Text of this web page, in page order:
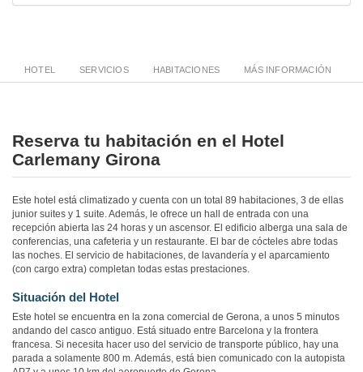
HOTEL SERVICIOS HABITACIONES MÁS INFORMACIÓN
Reserva tu habitación en el Hotel
Carlemany Girona
Este hotel está climatizado y cuenta con un total 89 habitaciones, 3 de ellas
junior suites y 1 suite. Además, le ofrece un hall de entrada con una
recepción abierta las 24 horas y un ascensor. El edificio alberga una sala de
conferencias, una cafeteria y un restaurante. El bar de cócteles abre todas
las noches. El servicio de habitaciones, de lavandería y el aparcamiento
(con cargo extra) completan todas estas prestaciones.
Situación del Hotel
Este hotel se encuentra en la zona comercial de Gerona, a unos 5 minutos
andando del casco antiguo. Está situado entre Barcelona y la frontera
francesa. Si necesita hacer uso del servicio de transporte público, hay una
parada a solamente 800 m. Además, está bien comunicado con la autopista